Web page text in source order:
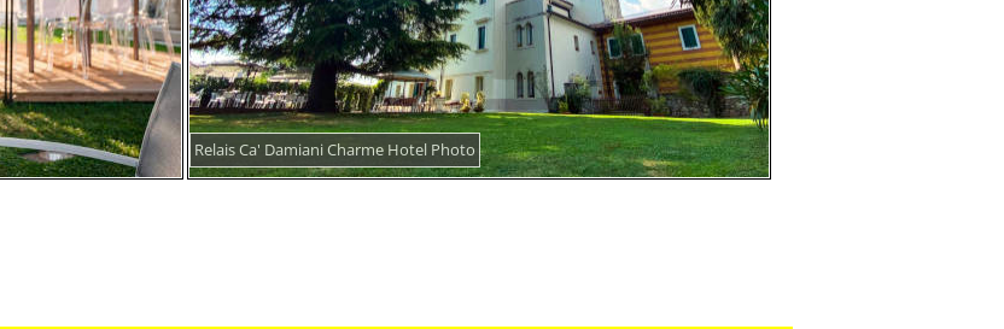
Relais Ca' Damiani Charme Hotel Photo